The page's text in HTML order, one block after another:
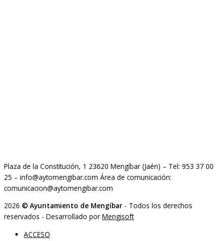
Plaza de la Constitución, 1 23620 Mengíbar (Jaén) – Tel: 953 37 00
25 – info@aytomengibar.com Área de comunicación:
comunicacion@aytomengibar.com
2026 © Ayuntamiento de Mengíbar - Todos los derechos
reservados - Desarrollado por Mengisoft
ACCESO